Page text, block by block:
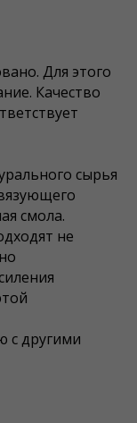
Для этого
Качество
сырья
смола.
не
с другими